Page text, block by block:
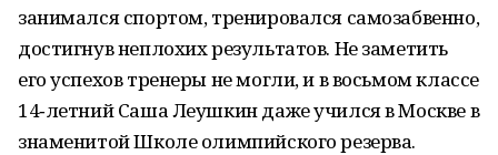
занимался спортом, тренировался самозабвенно,
достигнув неплохих результатов. Не заметить
его успехов тренеры не могли, и в восьмом классе
14‑летний Саша Леушкин даже учился в Москве в
знаменитой Школе олимпийского резерва.